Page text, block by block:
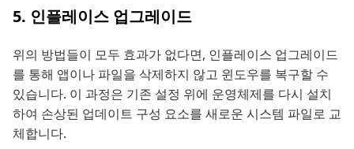
5. 인플레이스 업그레이드
위의 방법들이 모두 효과가 없다면, 인플레이스 업그레이드
를 통해 앱이나 파일을 삭제하지 않고 윈도우를 복구할 수
있습니다. 이 과정은 기존 설정 위에 운영체제를 다시 설치
하여 손상된 업데이트 구성 요소를 새로운 시스템 파일로 교
체합니다.